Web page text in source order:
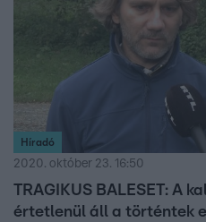
Híradó
2020. október 23. 16:50
TRAGIKUS BALESET: A
értetlenül áll a történtek